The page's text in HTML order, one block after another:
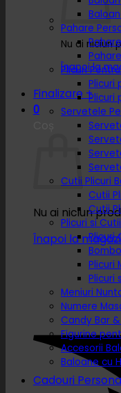
Nu ai niciun
Înapoi la
Finalizare +
0
Nu ai niciun
Înapoi la
Pahare
Plicuri
Plicuri
Plicuri
Servetele
Cutii Plicuri
Cutii
Cutii
Plicuri si
Plicuri
Plicuri
Plicuri
Meniuri
Numere
Candy Bar
Figurine
Accesorii
Baloane cu
Cadouri